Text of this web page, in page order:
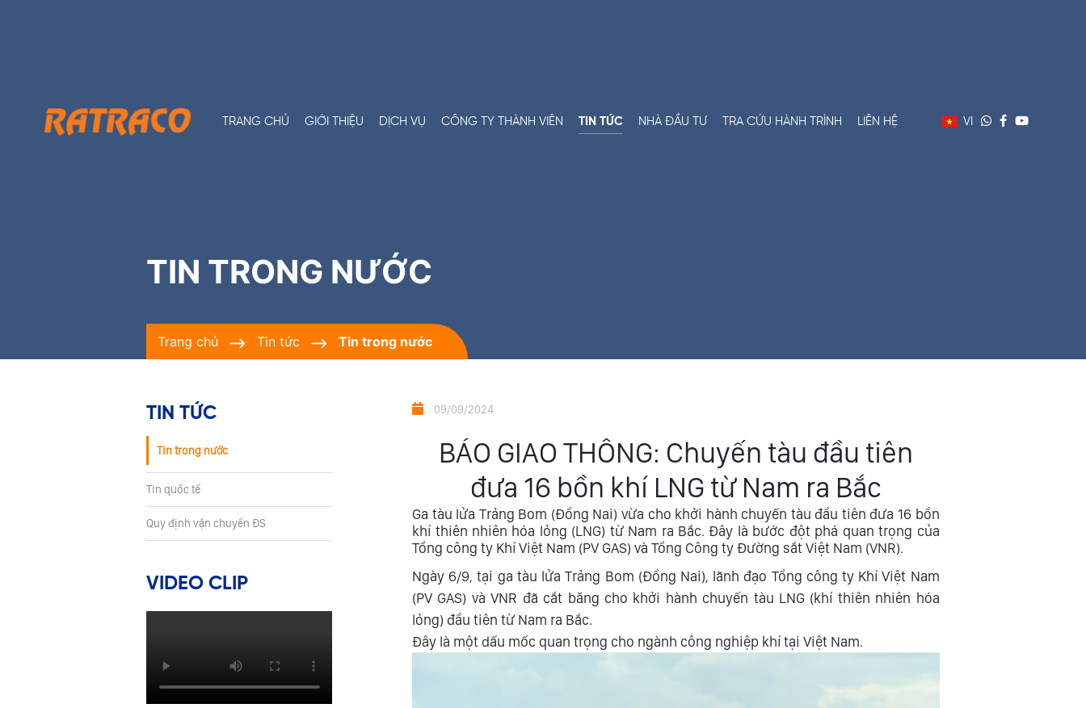
TRANG CHỦ GIỚI THIỆU DỊCH VỤ CÔNG TY THÀNH VIÊN TIN TỨC NHÀ ĐẦU TƯ TRA CỨU HÀNH TRÌNH LIÊN HỆ VI
TIN TRONG NƯỚC
trang chủ tin tức tin trong nước
TIN TỨC
Tin trong nước
Tin quốc tế
Quy định vận chuyển ĐS
VIDEO CLIP
09/09/2024
BÁO GIAO THÔNG: Chuyến tàu đầu tiên
đưa 16 bồn khí LNG từ Nam ra Bắc
Ga tàu lửa Trảng Bom (Đồng Nai) vừa cho khởi hành chuyến tàu đầu tiên đưa 16 bồn
khí thiên nhiên hóa lỏng (LNG) từ Nam ra Bắc. Đây là bước đột phá quan trọng của
Tổng công ty Khí Việt Nam (PV GAS) và Tổng Công ty Đường sắt Việt Nam (VNR).
Ngày 6/9, tại ga tàu lửa Trảng Bom (Đồng Nai), lãnh đạo Tổng công ty Khí Việt Nam
(PV GAS) và VNR đã cắt băng cho khởi hành chuyến tàu LNG (khí thiên nhiên hóa
lỏng) đầu tiên từ Nam ra Bắc.
Đây là một dấu mốc quan trọng cho ngành công nghiệp khí tại Việt Nam.